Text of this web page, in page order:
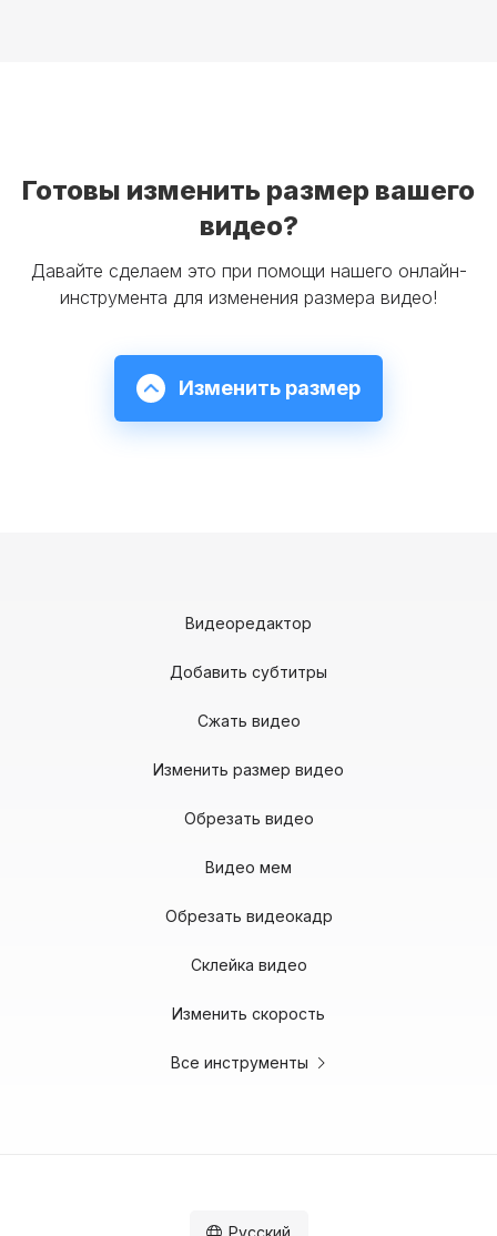
Готовы изменить размер вашего
видео?
Давайте сделаем это при помощи нашего онлайн-
инструмента для изменения размера видео!
Изменить размер
Видеоредактор
Добавить субтитры
Сжать видео
Изменить размер видео
Обрезать видео
Видео мем
Обрезать видеокадр
Склейка видео
Изменить скорость
Все инструменты
Русский